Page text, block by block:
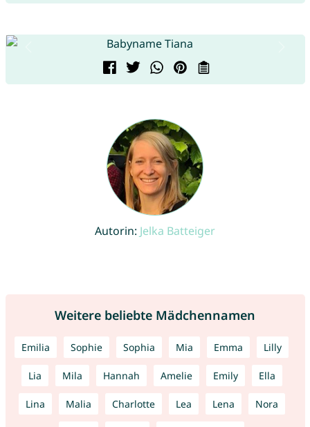
Autorin: Jelka Batteiger
Weitere beliebte Mädchennamen
Emilia Sophie Sophia Mia Emma Lilly
Lia Mila Hannah Amelie Emily Ella
Lina Malia Charlotte Lea Lena Nora